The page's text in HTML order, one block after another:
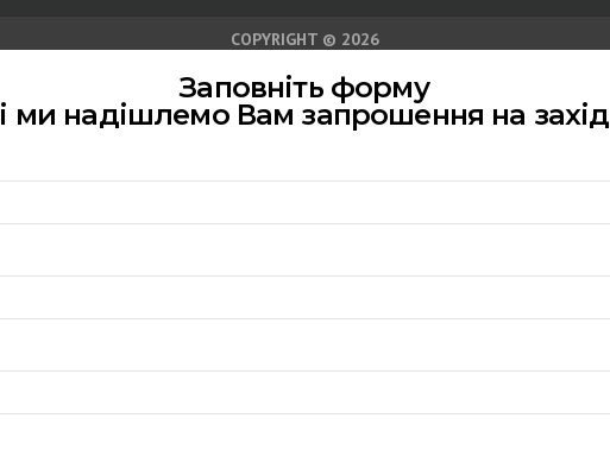
COPYRIGHT © 2026
Заповніть форму
і ми надішлемо Вам запрошення на захід